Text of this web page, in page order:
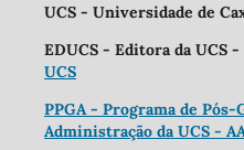
UCS - Universidade de
EDUCS - Editora da UCS -
UCS
PPGA - Programa de Pós-
Administração da UCS -